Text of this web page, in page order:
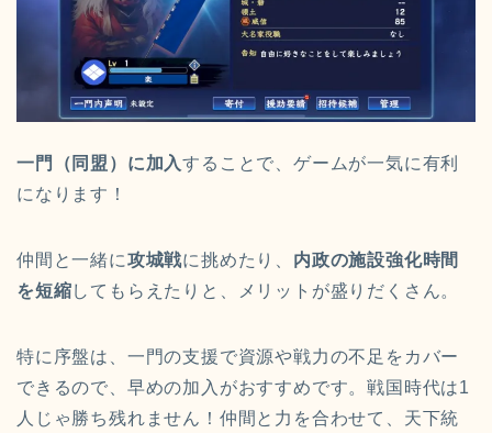
一門（同盟）に加入することで、ゲームが一気に有利
になります！
仲間と一緒に攻城戦に挑めたり、 内政の施設強化時間
を短縮してもらえたりと、メリットが盛りだくさん。
特に序盤は、一門の支援で資源や戦力の不足をカバー
できるので、早めの加入がおすすめです。戦国時代は1
人じゃ勝ち残れません！仲間と力を合わせて、天下統